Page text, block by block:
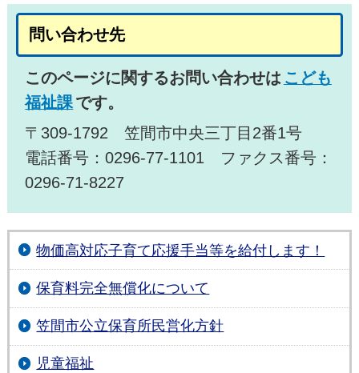
問い合わせ先
このページに関するお問い合わせは こども
福祉課です。
〒309-1792 笠間市中央三丁目2番1号
電話番号：0296-77-1101 ファクス番号：
0296-71-8227
物価高対応子育て応援手当等を給付します！
保育料完全無償化について
笠間市公立保育所民営化方針
児童福祉